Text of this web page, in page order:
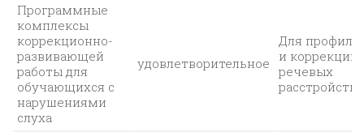
Программные
комплексы
коррекционно-
развивающей
работы для
обучающихся с
нарушениями
слуха
удовлетворительное
Для
и коррекции
речевых
расстройств